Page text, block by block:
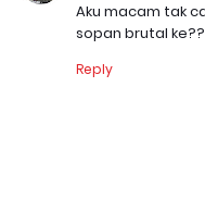
Aku macam tak
sopan brutal
Reply